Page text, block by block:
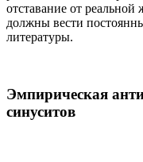
отставание от
должны вести
литературы.
Эмпирическая
синуситов